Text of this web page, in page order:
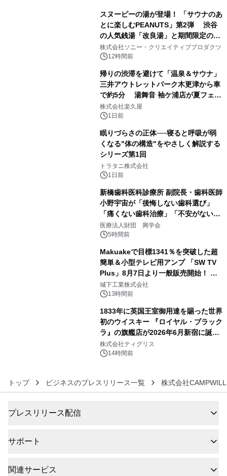
スヌーピーの湯が登場！ 「サウナのあ
とに楽しむPEANUTS」第2弾 渋谷
の人気銭湯「改良湯」と期間限定のコ
ラボレーション サウナイキタイコラ
ボグッズも発売決定！
株式会社ソニー・クリエイティブプロダクツ
12時間前
帰りの渋滞を避けて「温泉＆サウナ」
三井アウトレットパーク木更津から車
で約5分 湯舞音 袖ケ浦店が夏フェア
メニューを提供
株式会社楽久屋
1日前
眠りづらさの正体──寝ると呼吸が弱
くなる"体の構造"をやさしく解説する
シリーズ第1回
トラタニ株式会社
1日前
新橋歯科医科診療所 副院長・歯科医師
小野宇宙が「後悔しない歯科選び」
「痛くない歯科治療」「不安がない治
療計画」をテーマに専門監修
医療法人財団 興学会
5時間前
Makuakeで目標1341％を突破した超
簡単＆小型テレビ用アンプ 「SW TV
Plus」8月7日より一般販売開始！ ケ
ーブル1本つなぐだけ、テレビの音が
ぐっと豊かに
城下工業株式会社
13時間前
1833年に英国王室御用達を賜った世界
初のウイスキー 『ロイヤル・ブラック
ラ』の旗艦店が2026年6月新宿に誕
生 バカルディ ジャパンと連携した
没入型バー「BAR Arca」
株式会社ティグリス
14時間前
トップ ビジネスのプレスリリース一覧 株式会社CAMPWILL
プレスリリース配信
サポート
関連サービス